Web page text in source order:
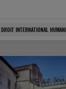
INTERNATIONAL